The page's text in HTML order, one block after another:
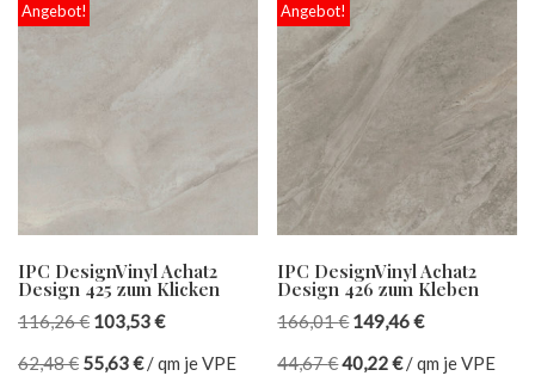
Angebot!
IPC DesignVinyl Achat2
Design 425 zum Klicken
116,26€ 103,53€
62,48€ 55,63€/qm je VPE
Angebot!
IPC DesignVinyl Achat2
Design 426 zum Kleben
166,01€ 149,46€
44,67€40,22€/qm je VPE